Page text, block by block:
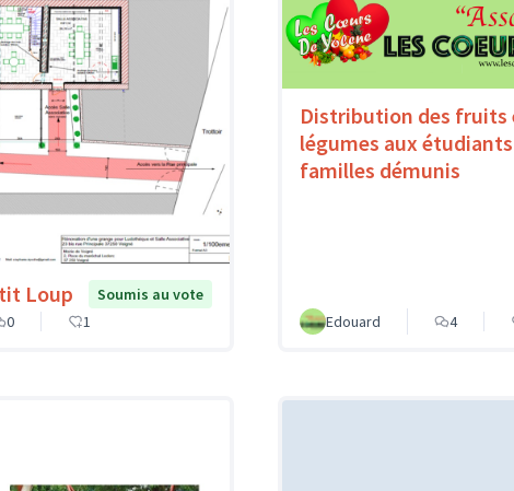
Loup
Soumis au vote
0 1
Distribution des fruits
légumes aux
familles démunis
Edouard 4